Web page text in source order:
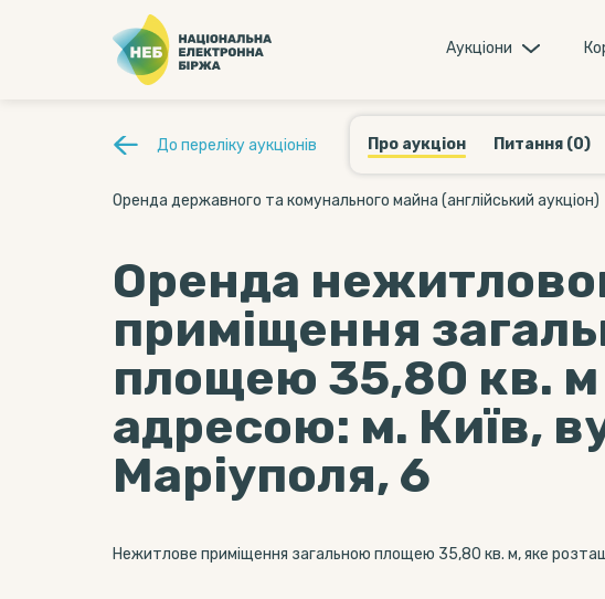
Аукцiони
До переліку аукціонів Про аукціон Питання (0)
Оренда державного та комунального майна (англійський аукціон)
Оренда
приміщення
площею 35,80 кв. м
адресою: м. Київ,
Маріуполя, 6
Нежитлове приміщення загальною площею 35,80 кв. м, яке